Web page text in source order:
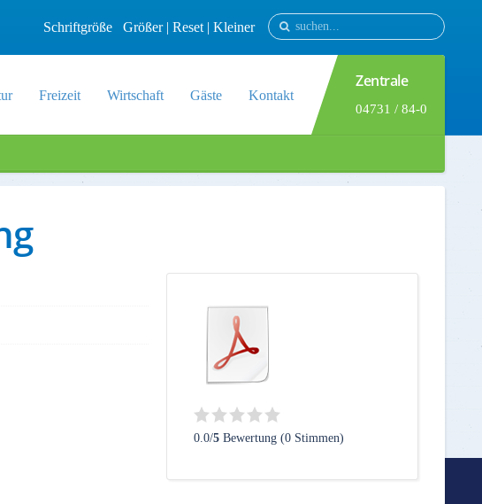
Schriftgröße Größer| Reset | Kleiner
Freizeit Wirtschaft Gäste Kontakt
Zentrale
04731 / 84-0
0.0/5 Bewertung (0 Stimmen)